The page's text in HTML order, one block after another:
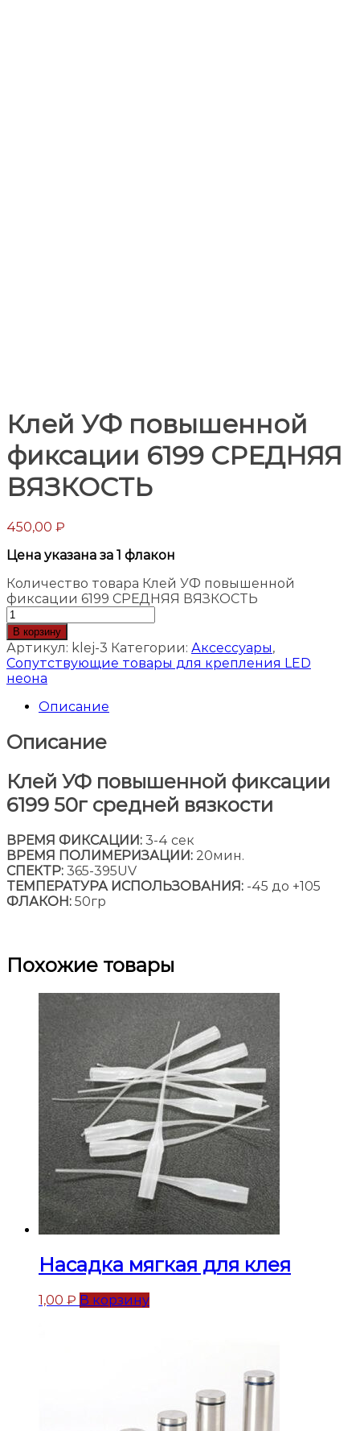
Клей УФ повышенной
фиксации 6199 СРЕДНЯЯ
ВЯЗКОСТЬ
450,00 ₽
Цена указана за 1 флакон
Количество товара Клей УФ повышенной
фиксации 6199 СРЕДНЯЯ ВЯЗКОСТЬ
В корзину
Артикул: klej-3 Категории: Аксессуары,
Сопутствующие товары для крепления LED
неона
Описание
Описание
Клей УФ повышенной фиксации
6199 50г средней вязкости
ВРЕМЯ ФИКСАЦИИ: 3-4 сек
ВРЕМЯ ПОЛИМЕРИЗАЦИИ: 20мин.
СПЕКТР: 365-395UV
ТЕМПЕРАТУРА ИСПОЛЬЗОВАНИЯ: -45 до +105
ФЛАКОН: 50гр
Похожие товары
Насадка мягкая для клея
1,00 ₽ В корзину